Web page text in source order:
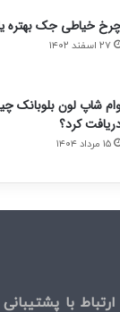
خیاطی جک
۲۷ اسفند ۱۴۰۲
شاپ لون بلوبانک
کرد؟
۱۵ مرداد ۱۴۰۴
با